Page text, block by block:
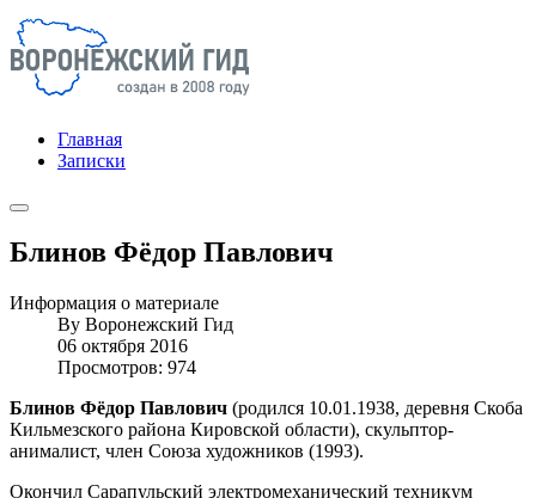
Главная
Записки
Блинов Фёдор Павлович
Информация о материале
By Воронежский Гид
06 октября 2016
Просмотров: 974
Блинов Фёдор Павлович (родился 10.01.1938, деревня Скоба
Кильмезского района Кировской области), скульптор-
анималист, член Союза художников (1993).
Окончил Сарапульский электромеханический техникум